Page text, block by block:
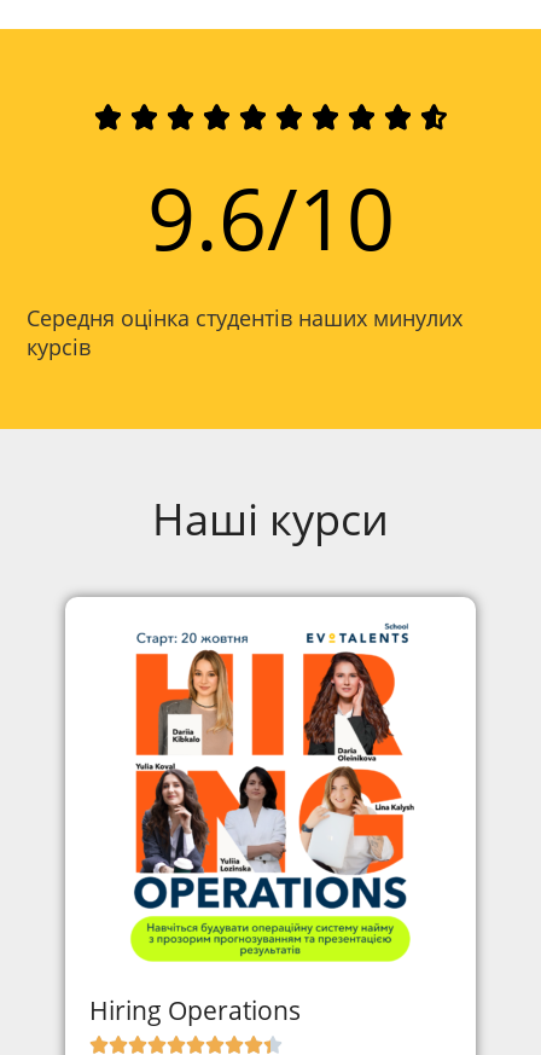
         
9.6/10
Середня оцінка студентів наших минулих
курсів
Наші курси
Hiring Operations